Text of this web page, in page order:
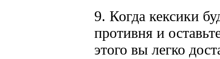
9. Когда кексики
противня и
этого вы легко